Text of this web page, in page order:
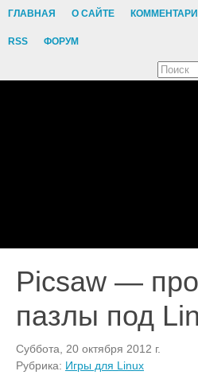
ГЛАВНАЯ О САЙТЕ
RSS ФОРУМ
Picsaw —
пазлы под
Суббота, 20 октября 2012 г.
Рубрика: Игры для Linux